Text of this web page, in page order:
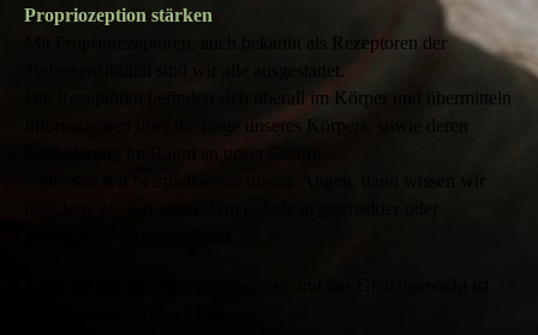
Propriozeption stärken
Mit Propriorezeptoren, auch bekannt als Rezeptoren der
Tiefensensibilität sind wir alle ausgestattet.
Die Rezeptoren befinden sich überall im Körper und übermitteln
Informationen über die Lage unseres Körpers, sowie deren
Veränderung im Raum an unser Gehirn.